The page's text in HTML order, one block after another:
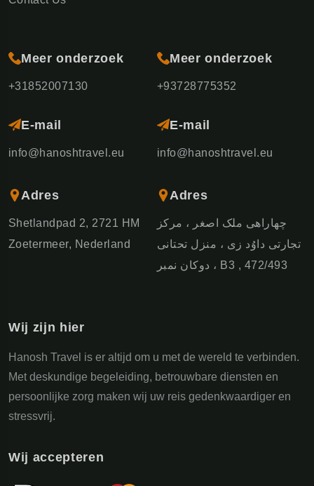
Meer onderzoek
+31852007130
E-mail
info@hanoshtravel.eu
Adres
Shetlandpad 2, 2721 HM
Zoetermeer, Nederland
Meer onderzoek
+93728775352
E-mail
info@hanoshtravel.eu
Adres
چهاراهی ملک اصغر ، مرکز
تجارتی داوُد زی ، منزل تحتانی
، دوکان نمبر B3 , 472/493
Wij zijn hier
Hanosh Travel is er altijd om u met de wereld te verbinden.
Met deskundige begeleiding, betrouwbare diensten en
persoonlijke zorg maken wij uw reis gedenkwaardiger en
stressvrij.
Wij accepteren